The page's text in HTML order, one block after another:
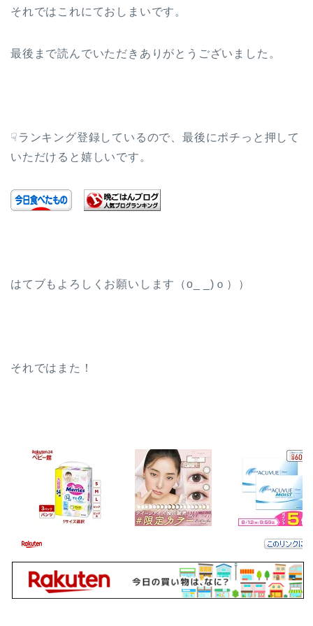
それではこれにておしまいです。
最後まで読んでいただきありがとうございました。
☟ランキング登録しているので、最後にポチっと押して
いただけると嬉しいです。
はてブもよろしくお願いします（o_ _)ｏ））
それではまた！